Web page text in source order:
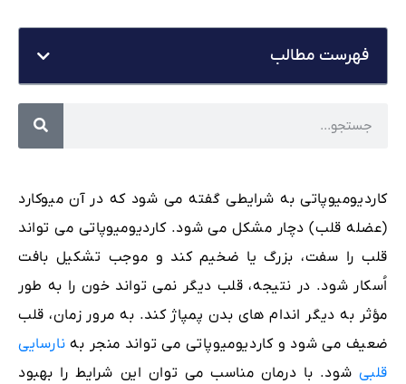
کاردیومیوپاتی به شرایطی گفته می شود که در آن میوکارد
(عضله قلب) دچار مشکل می شود. کاردیومیوپاتی می تواند
قلب را سفت، بزرگ یا ضخیم کند و موجب تشکیل بافت
اُسکار شود. در نتیجه، قلب دیگر نمی تواند خون را به طور
مؤثر به دیگر اندام های بدن پمپاژ کند. به مرور زمان، قلب
ضعیف می شود و کاردیومیوپاتی می تواند منجر به نارسایی
قلبی شود. با درمان مناسب می توان این شرایط را بهبود
فهرست مطالب